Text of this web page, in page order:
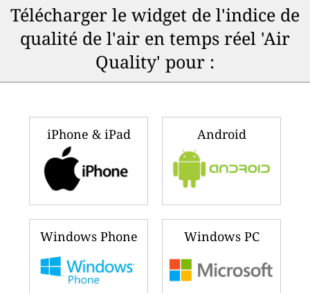
Télécharger le widget de l'indice de
qualité de l'air en temps réel 'Air
Quality' pour :
iPhone & iPad Android
Windows Phone Windows PC